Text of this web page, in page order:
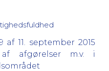
af 11. september 2015
afgørelser m.v. i